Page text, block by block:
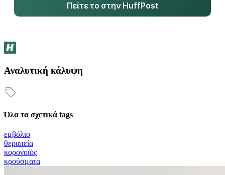
Πείτε το στην HuffPost
Αναλυτική κάλυψη
Όλα τα σχετικά tags
εμβόλιο
θεραπεία
κορονοϊός
κρούσματα